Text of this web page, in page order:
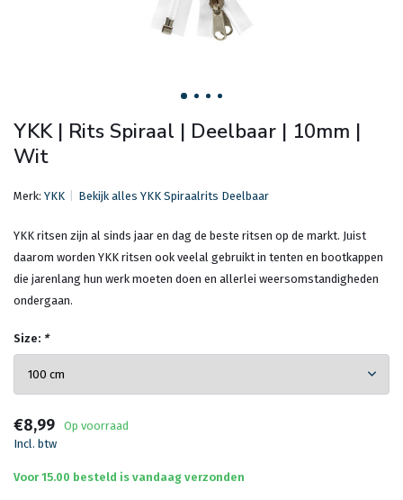
YKK | Rits Spiraal | Deelbaar | 10mm |
Wit
Merk: YKK Bekijk alles YKK Spiraalrits Deelbaar
YKK ritsen zijn al sinds jaar en dag de beste ritsen op de markt. Juist
daarom worden YKK ritsen ook veelal gebruikt in tenten en bootkappen
die jarenlang hun werk moeten doen en allerlei weersomstandigheden
ondergaan.
Size: *
€8,99
Op voorraad
Incl. btw
Voor 15.00 besteld is vandaag verzonden